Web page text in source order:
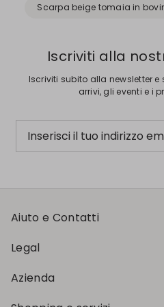
Scarpa beige tomaia in
Iscriviti alla
Iscriviti subito alla newsletter
arrivi, gli eventi e i
Inserisci il tuo indirizzo
Aiuto e Contatti
Legal
Azienda